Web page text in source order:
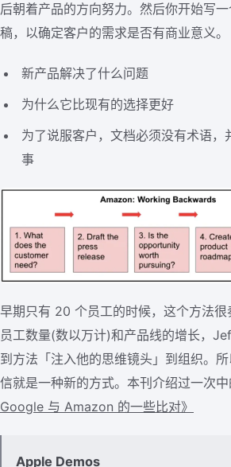
后朝着产品的方向努力。然后你开始写
稿，以确定客户的需求是否有商业意义。
新产品解决了什么问题
为什么它比现有的选择更好
为了说服客户，文档必须没有术语，
事
早期只有 20 个员工的时候，这个方法很
员工数量(数以万计)和产品线的增长，
到方法「注入他的思维镜头」到组织。
信就是一种新的方式。本刊介绍过一次中
Google 与 Amazon 的一些比对》
Apple Demos